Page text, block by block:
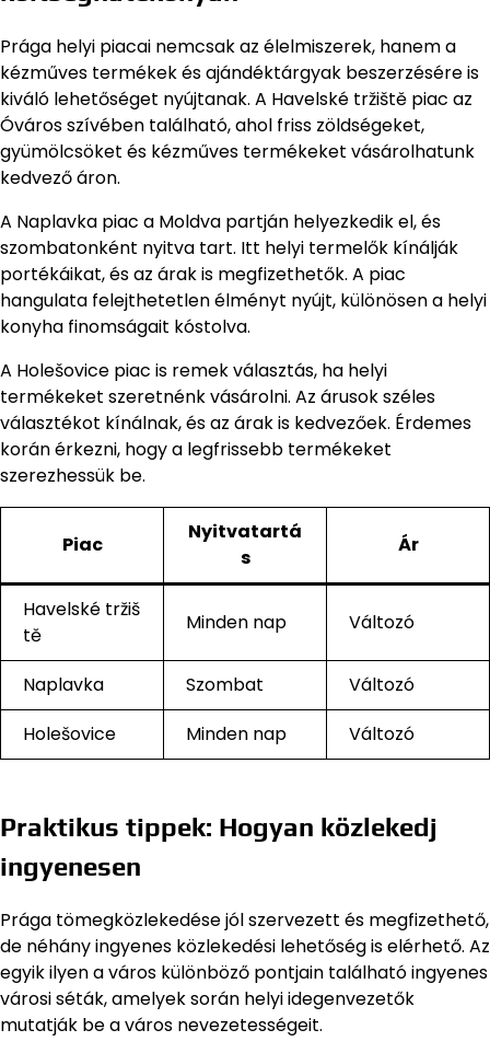
Prága helyi piacai nemcsak az élelmiszerek, hanem a
kézműves termékek és ajándéktárgyak beszerzésére is
kiváló lehetőséget nyújtanak. A Havelské tržiště piac az
Óváros szívében található, ahol friss zöldségeket,
gyümölcsöket és kézműves termékeket vásárolhatunk
kedvező áron.
A Naplavka piac a Moldva partján helyezkedik el, és
szombatonként nyitva tart. Itt helyi termelők kínálják
portékáikat, és az árak is megfizethetők. A piac
hangulata felejthetetlen élményt nyújt, különösen a helyi
konyha finomságait kóstolva.
A Holešovice piac is remek választás, ha helyi
termékeket szeretnénk vásárolni. Az árusok széles
választékot kínálnak, és az árak is kedvezőek. Érdemes
korán érkezni, hogy a legfrissebb termékeket
szerezhessük be.
Piac
Nyitvatartá
s
Ár
Havelské tržiš
tě
Minden nap Változó
Naplavka Szombat
Változó
Holešovice
Minden nap Változó
Praktikus tippek: Hogyan közlekedj
ingyenesen
Prága tömegközlekedése jól szervezett és megfizethető,
de néhány ingyenes közlekedési lehetőség is elérhető. Az
egyik ilyen a város különböző pontjain található ingyenes
városi séták, amelyek során helyi idegenvezetők
mutatják be a város nevezetességeit.